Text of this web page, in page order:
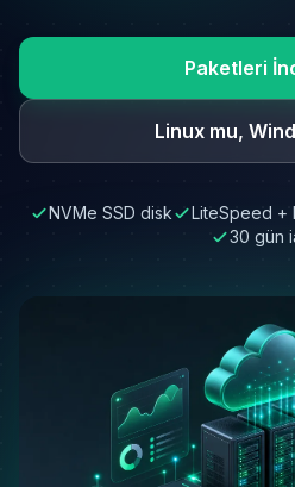
Paketleri
Linux mu,
NVMe SSD disk LiteSpeed +
30 gün